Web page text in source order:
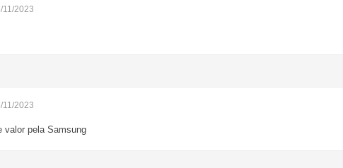
11/2023
11/2023
valor pela Samsung